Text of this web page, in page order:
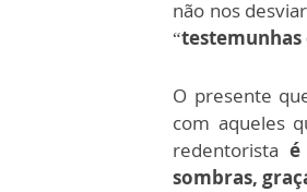
não nos
“testemunhas
O presente
com aqueles
redentoristaé
sombras,